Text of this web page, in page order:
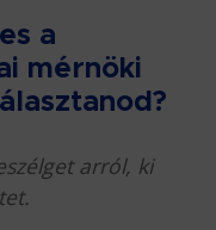
a
mérnöki
arról, ki